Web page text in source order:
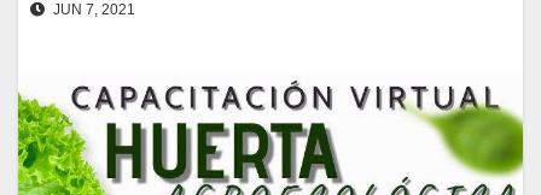
JUN 7, 2021